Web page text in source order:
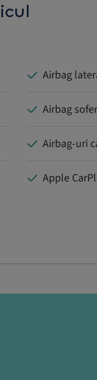
Airbag
Airbag sofer
Airbag-uri
Apple